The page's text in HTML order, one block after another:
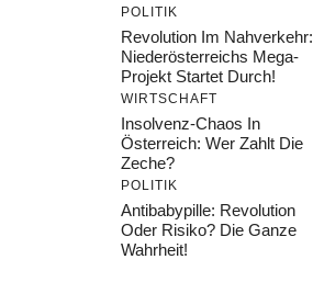
POLITIK
Revolution Im Nahverkehr:
Niederösterreichs Mega-
Projekt Startet Durch!
WIRTSCHAFT
Insolvenz-Chaos In
Österreich: Wer Zahlt Die
Zeche?
POLITIK
Antibabypille: Revolution
Oder Risiko? Die Ganze
Wahrheit!